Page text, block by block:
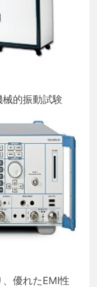
的振動試験
優れたEMI性